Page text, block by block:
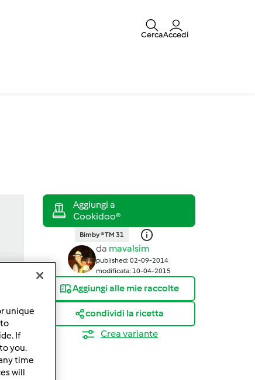
CercaAccedi
Bimby ® TM 31
da mavalsim
published: 02-09-2014
modificata: 10-04-2015
Aggiungi alle mie raccolte
condividi la ricetta
Crea variante
unique
If
you.
time
will